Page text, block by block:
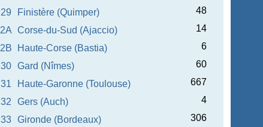
29
Finistère (Quimper)
48
2A
Corse-du-Sud (Ajaccio)
14
2B
Haute-Corse (Bastia)
6
30
Gard (Nîmes)
60
31
Haute-Garonne (Toulouse)
667
32
Gers (Auch)
4
33
Gironde (Bordeaux)
306